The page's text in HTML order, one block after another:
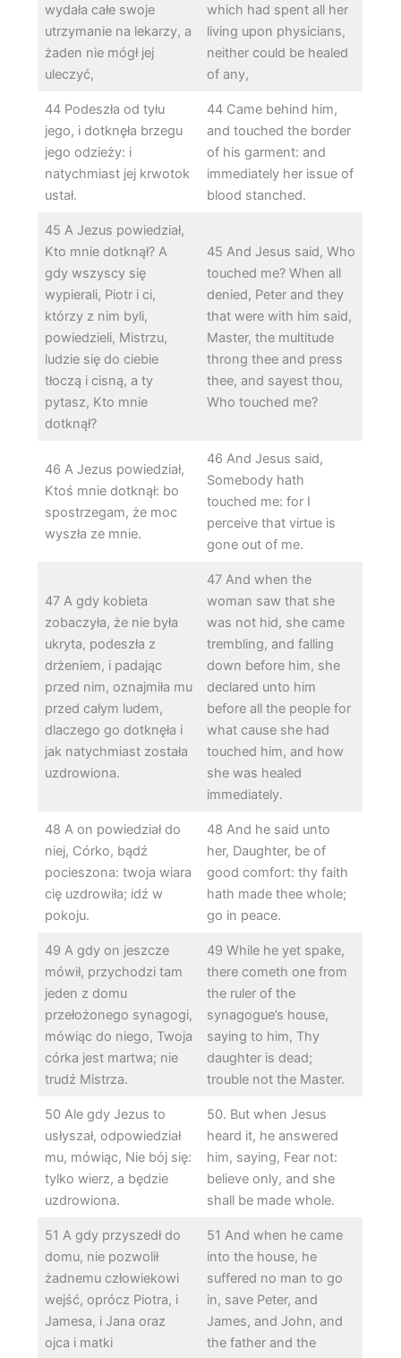
wydała całe swoje
utrzymanie na lekarzy, a
żaden nie mógł jej
uleczyć,
which had spent all her
living upon physicians,
neither could be healed
of any,
44 Podeszła od tyłu
jego, i dotknęła brzegu
jego odzieży: i
natychmiast jej krwotok
ustał.
44 Came behind him,
and touched the border
of his garment: and
immediately her issue of
blood stanched.
45 A Jezus powiedział,
Kto mnie dotknął? A
gdy wszyscy się
wypierali, Piotr i ci,
którzy z nim byli,
powiedzieli, Mistrzu,
ludzie się do ciebie
tłoczą i cisną, a ty
pytasz, Kto mnie
dotknął?
45 And Jesus said, Who
touched me? When all
denied, Peter and they
that were with him said,
Master, the multitude
throng thee and press
thee, and sayest thou,
Who touched me?
46 A Jezus powiedział,
Ktoś mnie dotknął: bo
spostrzegam, że moc
wyszła ze mnie.
46 And Jesus said,
Somebody hath
touched me: for I
perceive that virtue is
gone out of me.
47 A gdy kobieta
zobaczyła, że nie była
ukryta, podeszła z
drżeniem, i padając
przed nim, oznajmiła mu
przed całym ludem,
dlaczego go dotknęła i
jak natychmiast została
uzdrowiona.
47 And when the
woman saw that she
was not hid, she came
trembling, and falling
down before him, she
declared unto him
before all the people for
what cause she had
touched him, and how
she was healed
immediately.
48 A on powiedział do
niej, Córko, bądź
pocieszona: twoja wiara
cię uzdrowiła; idź w
pokoju.
48 And he said unto
her, Daughter, be of
good comfort: thy faith
hath made thee whole;
go in peace.
49 A gdy on jeszcze
mówił, przychodzi tam
jeden z domu
przełożonego synagogi,
mówiąc do niego, Twoja
córka jest martwa; nie
trudź Mistrza.
49 While he yet spake,
there cometh one from
the ruler of the
synagogue’s house,
saying to him, Thy
daughter is dead;
trouble not the Master.
50 Ale gdy Jezus to
usłyszał, odpowiedział
mu, mówiąc, Nie bój się:
tylko wierz, a będzie
uzdrowiona.
50. But when Jesus
heard it, he answered
him, saying, Fear not:
believe only, and she
shall be made whole.
51 A gdy przyszedł do
domu, nie pozwolił
żadnemu człowiekowi
wejść, oprócz Piotra, i
Jamesa, i Jana oraz
ojca i matki
51 And when he came
into the house, he
suffered no man to go
in, save Peter, and
James, and John, and
the father and the